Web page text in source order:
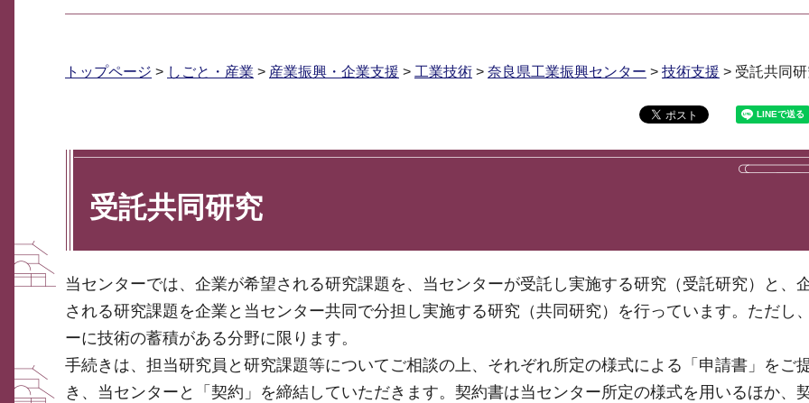
トップページ > しごと・産業 > 産業振興・企業支援 > 工業技術 > 奈良県工業振興センター > 技術支援 > 受託共同
受託共同研究
当センターでは、企業が希望される研究課題を、当センターが受託し実施する研究（受託研究）と、
される研究課題を企業と当センター共同で分担し実施する研究（共同研究）を行っています。ただし
ーに技術の蓄積がある分野に限ります。
手続きは、担当研究員と研究課題等についてご相談の上、それぞれ所定の様式による「申請書」をご
き、当センターと「契約」を締結していただきます。契約書は当センター所定の様式を用いるほか、